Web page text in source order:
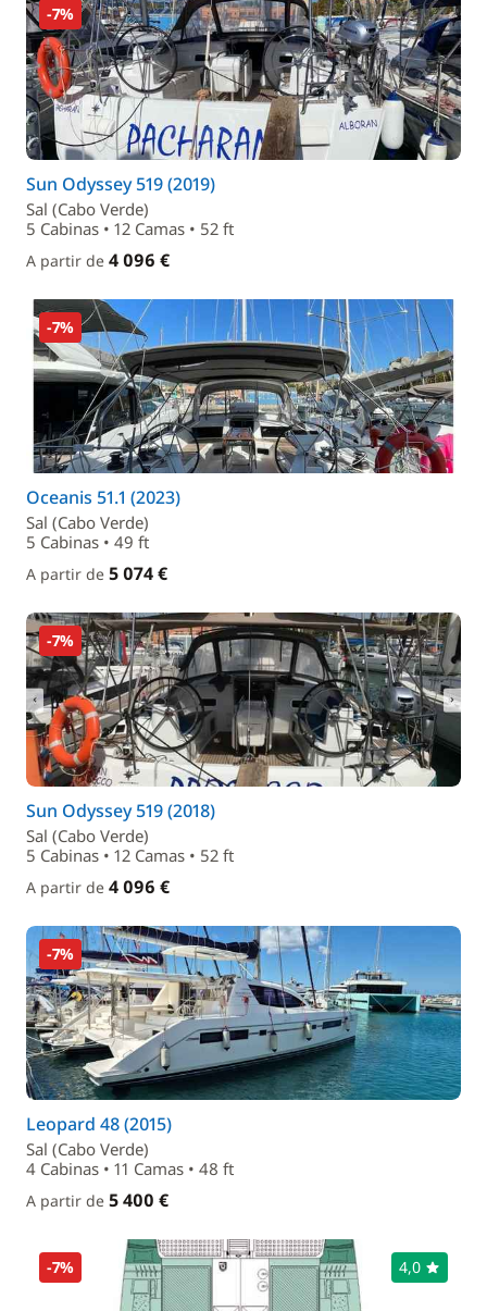
-7%
Sun Odyssey 519 (2019)
Sal (Cabo Verde)
5 Cabinas • 12 Camas • 52 ft
A partir de 4 096 €
-7%
Oceanis 51.1 (2023)
Sal (Cabo Verde)
5 Cabinas • 49 ft
A partir de 5 074 €
-7%
Sun Odyssey 519 (2018)
Sal (Cabo Verde)
5 Cabinas • 12 Camas • 52 ft
A partir de 4 096 €
-7%
Leopard 48 (2015)
Sal (Cabo Verde)
4 Cabinas • 11 Camas • 48 ft
A partir de 5 400 €
-7% 4,0